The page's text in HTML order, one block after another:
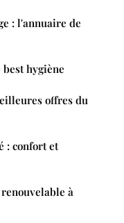
: l'annuaire de
hygiène
offres du
: confort et
à